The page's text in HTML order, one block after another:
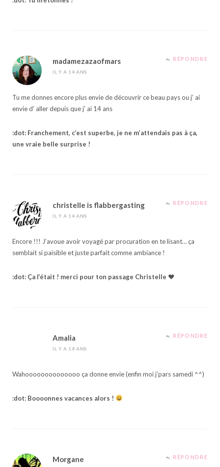
madamezazaofmars
IL Y A 14 ANS
RÉPONDRE
Tu me donnes encore plus envie de découvrir ce beau pays ou j’ ai
envie d’ aller depuis que j’ ai 14 ans
:dot: Franchement, c’est superbe, je ne m’attendais pas à ça,
une vraie belle surprise !
christelle is flabbergasting
IL Y A 14 ANS
RÉPONDRE
Encore !!! J’avoue avoir voyagé par procuration en te lisant… ça
semblait si paisible et juste parfait comme ambiance !
:dot: Ça l’était ! merci pour ton passage Christelle ♥
Amalia
IL Y A 14 ANS
RÉPONDRE
Wahoooooooooooooo ça donne envie (enfin moi j’pars samedi ^^)
:dot: Boooonnes vacances alors !
Morgane RÉPONDRE